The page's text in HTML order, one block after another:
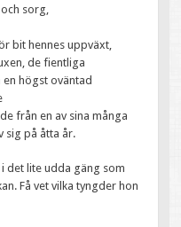
sorg,
bit hennes uppväxt,
de fientliga
högst oväntad
från en av sina många
sig på åtta år.
i det lite udda gäng som
Få vet vilka tyngder hon